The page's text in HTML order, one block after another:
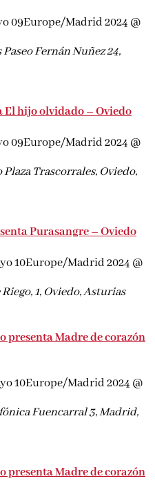
09Europe/Madrid 2024 @
Paseo Fernán Nuñez 24,
El hijo olvidado – Oviedo
09Europe/Madrid 2024 @
Plaza Trascorrales, Oviedo,
Purasangre – Oviedo
10Europe/Madrid 2024 @
1, Oviedo, Asturias
presenta Madre de corazón
10Europe/Madrid 2024 @
Fuencarral 3, Madrid,
presenta Madre de corazón